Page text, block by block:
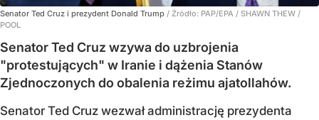
Senator Ted Cruz i prezydent Donald Trump / Źródło: PAP/EPA / SHAWN THEW /
POOL
Senator Ted Cruz wzywa do uzbrojenia
"protestujących" w Iranie i dążenia Stanów
Zjednoczonych do obalenia reżimu ajatollahów.
Senator Ted Cruz wezwał administrację prezydenta